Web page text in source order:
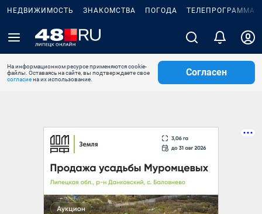
НЕДВИЖИМОСТЬ ЗНАКОМСТВА ПОГОДА ТЕЛЕПРОГРАММА
На информационном ресурсе применяются cookie-
файлы. Оставаясь на сайте, вы подтверждаете свое
согласиена их использование.
Согласен